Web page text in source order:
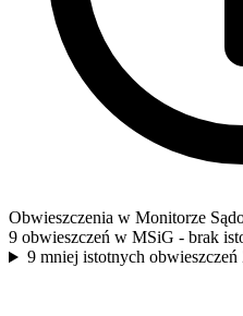
Obwieszczenia w Monitorze
9 obwieszczeń w MSiG - brak
9 mniej istotnych obwieszczeń